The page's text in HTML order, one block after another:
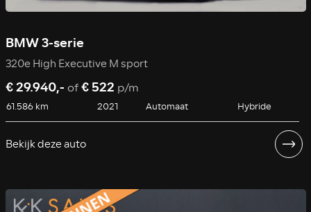
BMW 3-serie
320e High Executive M sport
€ 29.940,- of€ 522 p/m
61.586 km 2021 Automaat Hybride
Bekijk deze auto